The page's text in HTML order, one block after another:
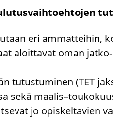
eri am­mat­tei­hin,
aloit­ta­vat oman
tu­tus­tu­mi­nen (TET-​
sekä
jo opis­kel­ta­vien